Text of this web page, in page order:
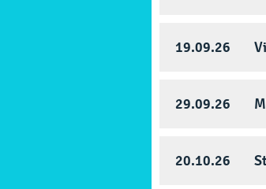
19.09.26
29.09.26
20.10.26